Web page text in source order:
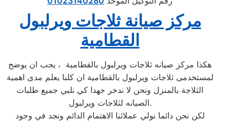
مركز صيانة ثلاجات ويرلبول
القطامية
هكذا مركز صيانه ثلاجات ويرلبول بالقطامية ، يجب ان يوضح
لمستخدمى ثلاجات ويرلبول بالقطامية ان كلنا يعلم مدى اهمية
الثلاجة بالمنزل ونحن لا ندخر جهدا كي نلبي جميع طلبات
الصيانه لثلاجات ويرلبول.
لكن نحن دائما نولي عملائنا الاهتمام الدائم ونجد في وجود